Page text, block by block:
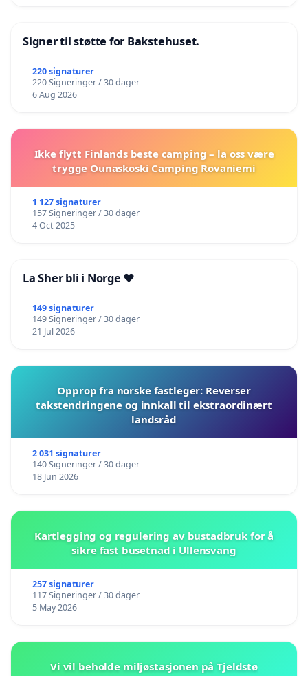
Signer til støtte for Bakstehuset.
220 signaturer
220 Signeringer / 30 dager
6 Aug 2026
Ikke flytt Finlands beste camping – la oss være
trygge Ounaskoski Camping Rovaniemi
1 127 signaturer
157 Signeringer / 30 dager
4 Oct 2025
La Sher bli i Norge ❤️
149 signaturer
149 Signeringer / 30 dager
21 Jul 2026
Opprop fra norske fastleger: Reverser
takstendringene og innkall til ekstraordinært
landsråd
2 031 signaturer
140 Signeringer / 30 dager
18 Jun 2026
Kartlegging og regulering av bustadbruk for å
sikre fast busetnad i Ullensvang
257 signaturer
117 Signeringer / 30 dager
5 May 2026
Vi vil beholde miljøstasjonen på Tjeldstø